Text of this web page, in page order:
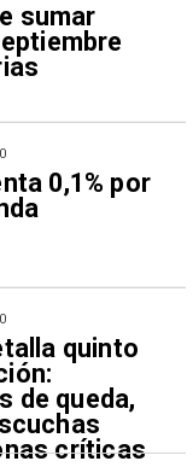
sumar
0,1% por
quinto
de queda,
críticas